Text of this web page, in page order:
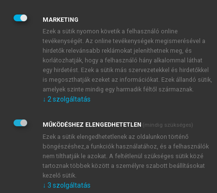
100% – között. Ez szállítói adatok alapján egy
információtechnológiai eszköz rendelkezésre
állásánál, illetve várható meghibásodásánál jól
körülhatárolható, de szándékos munkavállalói
szabotázs vagy a bosszú valószínűségének
előrejelzése például egy bércsökkentés esetén már
jóval nehezebb. Itt kapnak szerepet az előre
lefektetett kvalitatív valószínűségi osztályok,
funkcionális kockázatmenedzsment-terület
valószínűségi skáláihoz. A skálák értéktartományai,
és az egyes valószínűségi osztályok verbális
értelmezése kulcsfontosságú az egyértelmű becslések
elvégzéséhez. Szélsőséges esetben a kockázati
káresemény bekövetkezési gyakoriságára elégséges
lehet 3 osztályt nevesíteni (kicsi; közepes; nagy). Az
MARKETING
Ezek a sütik nyomon követik a felhasználó online
tevékenységét. Az online tevékenységek megismerésével a
hirdetők relevánsabb reklámokat jeleníthetnek meg, és
korlátozhatják, hogy a felhasználó hány alkalommal láthat
egy hirdetést. Ezek a sütik más szervezetekkel és hirdetőkkel
is megoszthatják ezeket az információkat. Ezek állandó sütik,
amelyek szinte mindig egy harmadik féltől származnak.
↓ 2 szolgáltatás
MŰKÖDÉSHEZ ELENGEDHETETLEN (mindig szükséges)
Ezek a sütik elengedhetetlenek az oldalunkon történő
böngészéshez,a funkciók használatához, és a felhasználók
nem tilthatják le azokat. A feltétlenül szükséges sütik közé
tartoznak többek között a személyre szabott beállításokat
kezelő sütik.
↓ 3 szolgáltatás